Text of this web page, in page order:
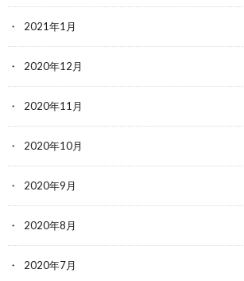
2021年1月
2020年12月
2020年11月
2020年10月
2020年9月
2020年8月
2020年7月